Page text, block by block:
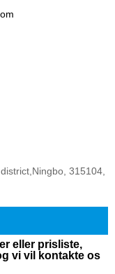
315104,
eller prisliste,
vi vil kontakte os